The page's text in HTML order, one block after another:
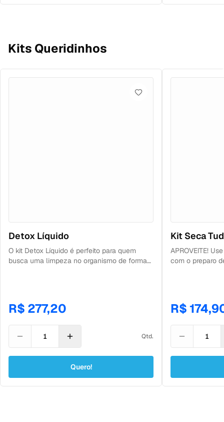
Kits Queridinhos
Detox Líquido
O kit Detox Líquido é perfeito para quem
busca uma limpeza no organismo de forma
mente! CONTÉM 15 refeições, sendo 9 sucos
prensados a frio e 6 sopas.
R$ 277,20
Qtd.
Quero!
Kit Seca
APROVEITE!
com o preparo
R$